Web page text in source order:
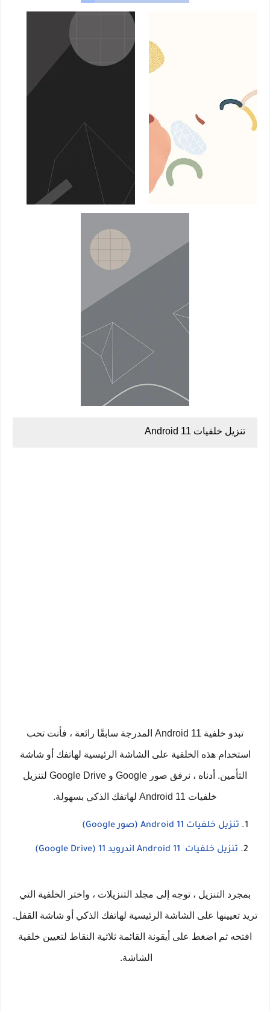
تنزيل خلفيات Android 11
تبدو خلفية Android 11 المدرجة سابقًا رائعة ، فأنت تحب
استخدام هذه الخلفية على الشاشة الرئيسية لهاتفك أو شاشة
التأمين. أدناه ، نرفق صور Google و Google Drive لتنزيل
خلفيات Android 11 لهاتفك الذكي بسهولة.
تنزيل خلفيات Android 11 (صور Google)
تنزيل خلفيات Android 11 اندرويد 11 (Google Drive)
بمجرد التنزيل ، توجه إلى مجلد التنزيلات ، واختر الخلفية التي
تريد تعيينها على الشاشة الرئيسية لهاتفك الذكي أو شاشة القفل.
افتحه ثم اضغط على أيقونة القائمة ثلاثية النقاط لتعيين خلفية
الشاشة.